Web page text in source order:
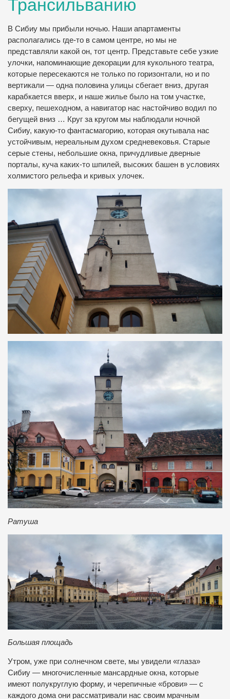
Трансильванию
В Сибиу мы прибыли ночью. Наши апартаменты
располагались где-то в самом центре, но мы не
представляли какой он, тот центр. Представьте себе узкие
улочки, напоминающие декорации для кукольного театра,
которые пересекаются не только по горизонтали, но и по
вертикали — одна половина улицы сбегает вниз, другая
карабкается вверх, и наше жилье было на том участке,
сверху, пешеходном, а навигатор нас настойчиво водил по
бегущей вниз … Круг за кругом мы наблюдали ночной
Сибиу, какую-то фантасмагорию, которая окутывала нас
устойчивым, нереальным духом средневековья. Старые
серые стены, небольшие окна, причудливые дверные
порталы, куча каких-то шпилей, высоких башен в условиях
холмистого рельефа и кривых улочек.
Ратуша
Большая площадь
Утром, уже при солнечном свете, мы увидели «глаза»
Сибиу — многочисленные мансардные окна, которые
имеют полукруглую форму, и черепичные «брови» — с
каждого дома они рассматривали нас своим мрачным